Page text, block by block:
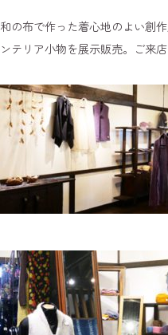
和の布で作った着心地のよい創
ンテリア小物を展示販売。ご来